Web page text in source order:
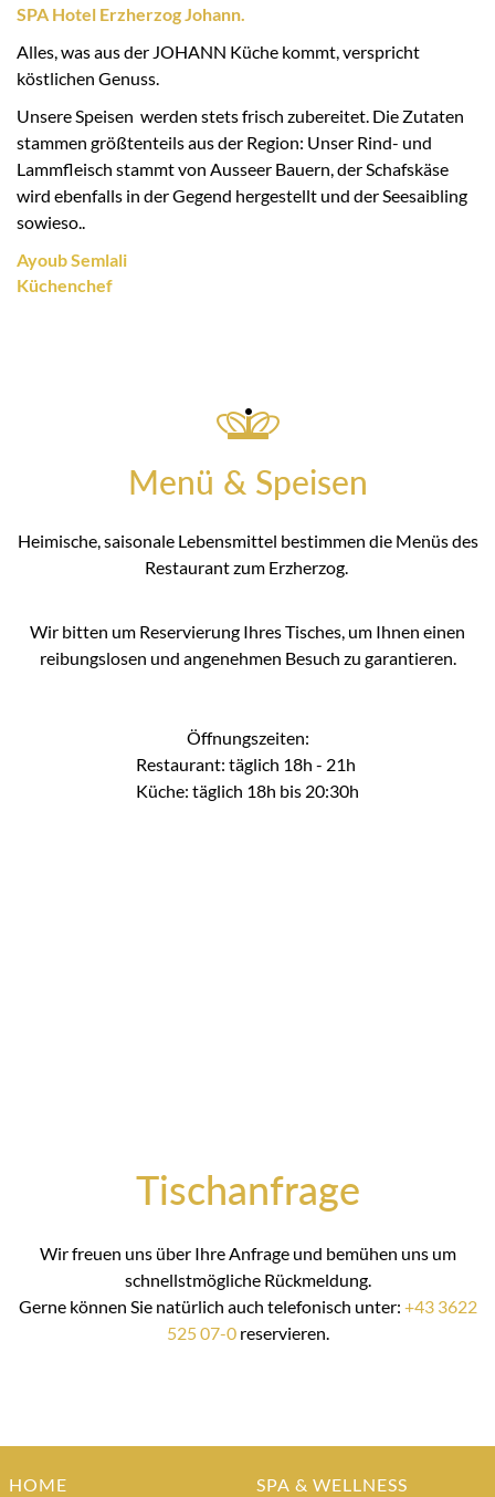
SPA Hotel Erzherzog Johann.
Alles, was aus der JOHANN Küche kommt, verspricht
köstlichen Genuss.
Unsere Speisen werden stets frisch zubereitet. Die Zutaten
stammen größtenteils aus der Region: Unser Rind- und
Lammfleisch stammt von Ausseer Bauern, der Schafskäse
wird ebenfalls in der Gegend hergestellt und der Seesaibling
sowieso..
Ayoub Semlali
Küchenchef
Menü & Speisen
Heimische, saisonale Lebensmittel bestimmen die Menüs des
Restaurant zum Erzherzog.
Wir bitten um Reservierung Ihres Tisches, um Ihnen einen
reibungslosen und angenehmen Besuch zu garantieren.
Öffnungszeiten:
Restaurant: täglich 18h - 21h
Küche: täglich 18h bis 20:30h
Tischanfrage
Wir freuen uns über Ihre Anfrage und bemühen uns um
schnellstmögliche Rückmeldung.
Gerne können Sie natürlich auch telefonisch unter: +43 3622
525 07-0reservieren.
HOME SPA & WELLNESS